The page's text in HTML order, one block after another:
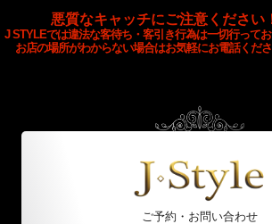
悪質なキャッチにご注意ください
J STYLEでは違法な客待ち・客引き行為は一切行ってお
お店の場所がわからない場合はお気軽にお電話くださ
ご予約・お問い合わせ